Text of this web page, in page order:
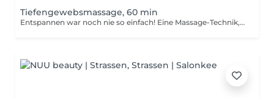
Tiefengewebsmassage, 60 min
Entspannen war noch nie so einfach! Eine Massage-Technik, die hauptsächlich zur Behandlung von muskuloskelettalen Problemen wie Verstauchungen und Sportverletzungen verwendet wird. Sie besteht darin, anhaltenden Druck mit langsamen, tiefen Streichbewegungen auf die inneren Schichten Ihrer Muskeln und Bindegewebe auszuüben. Dadurch wird Narbengewebe, das nach einer Verletzung entsteht, aufgebrochen und die Spannung in Muskeln und Gewebe reduziert. Vorteile einer Tiefengewebsmassage: - verbessert das Immunsystem des Körpers - hilft bei der Behandlung von Muskelschmerzen - verbessert Steifheit Wie wird eine Tiefengewebsmassage durchgeführt? - Kopf und Nacken werden massiert - Schultern und Rücken werden massiert - Hände und Arme werden massiert - Füße und Beine werden massiert - Bauch wird massiert Altersbeschränkungen: Es gibt keine Altersbeschränkungen für dieses Verfahren. Empfehlungen nach dem Verfahren: Treiben Sie 2-3 Stunden nach dem Eingriff keinen Sport und machen Sie keine scharfen Bewegungen. Häufigkeit: 1-2 Mal pro Woche, insgesamt 10 Mal. Wiederholen Sie dies alle 3-6 Monate.